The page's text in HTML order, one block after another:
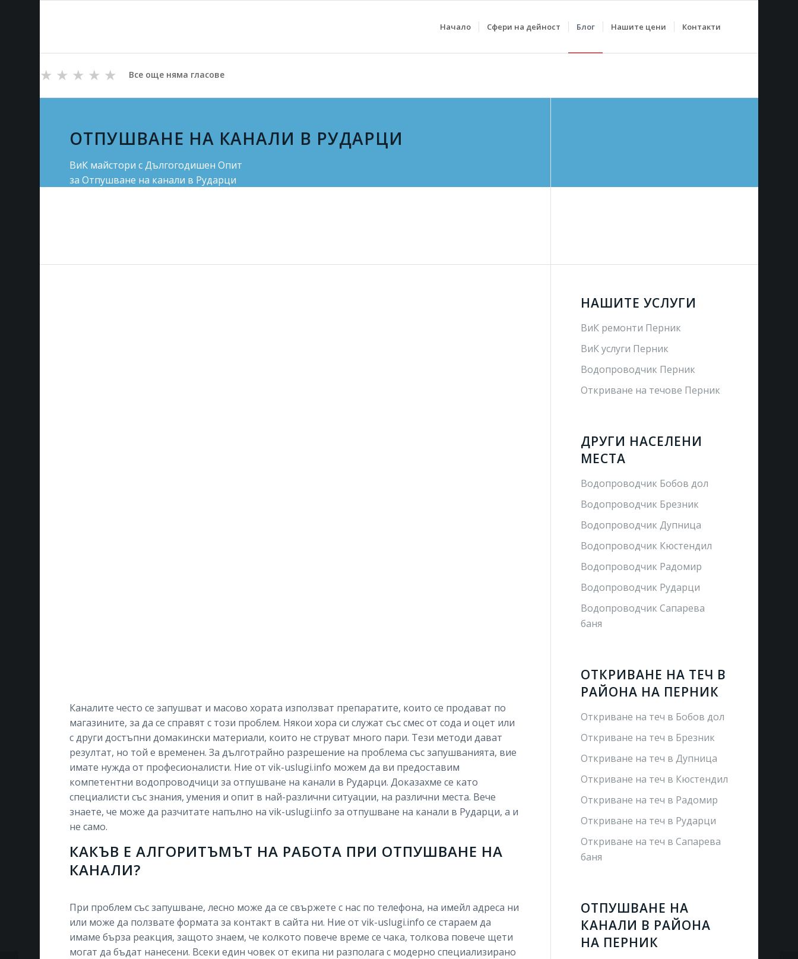
Начало Сфери на дейност Блог Нашите цени Контакти
★
★
★
★
★ Все още няма гласове
ОТПУШВАНЕ НА КАНАЛИ В РУДАРЦИ
ВиК майстори с Дългогодишен Опит
за Отпушване на канали в Рударци
Каналите често се запушват и масово хората използват препаратите, които се продават по
магазините, за да се справят с този проблем. Някои хора си служат със смес от сода и оцет или
с други достъпни домакински материали, които не струват много пари. Тези методи дават
резултат, но той е временен. За дълготрайно разрешение на проблема със запушванията, вие
имате нужда от професионалисти. Ние от vik-uslugi.info можем да ви предоставим
компетентни водопроводчици за отпушване на канали в Рударци. Доказахме се като
специалисти със знания, умения и опит в най-различни ситуации, на различни места. Вече
знаете, че може да разчитате напълно на vik-uslugi.info за отпушване на канали в Рударци, а и
не само.
КАКЪВ Е АЛГОРИТЪМЪТ НА РАБОТА ПРИ ОТПУШВАНЕ НА
КАНАЛИ?
При проблем със запушване, лесно може да се свържете с нас по телефона, на имейл адреса ни
или може да ползвате формата за контакт в сайта ни. Ние от vik-uslugi.info се стараем да
имаме бърза реакция, защото знаем, че колкото повече време се чака, толкова повече щети
могат да бъдат нанесени. Всеки един човек от екипа ни разполага с модерно специализирано
НАШИТЕ УСЛУГИ
ВиК ремонти Перник
ВиК услуги Перник
Водопроводчик Перник
Откриване на течове Перник
ДРУГИ НАСЕЛЕНИ
МЕСТА
Водопроводчик Бобов дол
Водопроводчик Брезник
Водопроводчик Дупница
Водопроводчик Кюстендил
Водопроводчик Радомир
Водопроводчик Рударци
Водопроводчик Сапарева
баня
ОТКРИВАНЕ НА ТЕЧ В
РАЙОНА НА ПЕРНИК
Откриване на теч в Бобов дол
Откриване на теч в Брезник
Откриване на теч в Дупница
Откриване на теч в Кюстендил
Откриване на теч в Радомир
Откриване на теч в Рударци
Откриване на теч в Сапарева
баня
ОТПУШВАНЕ НА
КАНАЛИ В РАЙОНА
НА ПЕРНИК